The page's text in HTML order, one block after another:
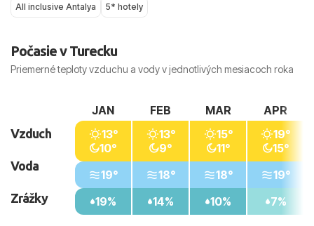
All inclusive Antalya
5* hotely
Počasie v Turecku
Priemerné teploty vzduchu a vody v jednotlivých mesiacoch roka
Vzduch
Voda
Zrážky
JAN
13°
10°
19°
19%
FEB
13°
9°
18°
14%
MAR
15°
11°
18°
10%
APR
19°
15°
19°
7%